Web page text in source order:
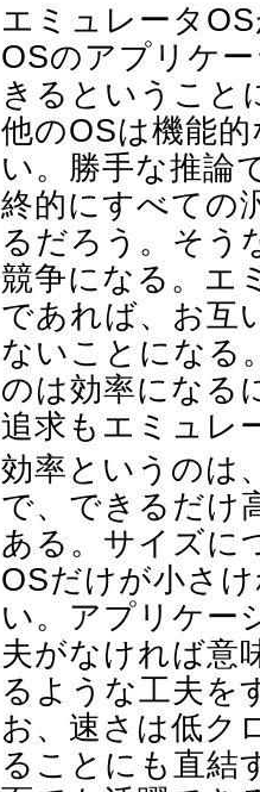
エミュレータ
OSのアプリケ
きるということ
他のOSは機能
い。勝手な推論
終的にすべての
るだろう。そう
競争になる。エ
であれば、お互
ないことになる
のは効率になる
追求もエミュレ
効率というのは
で、できるだけ
ある。サイズに
OSだけが小さ
い。アプリケー
夫がなければ意
るような工夫を
お、速さは低ク
ることにも直結